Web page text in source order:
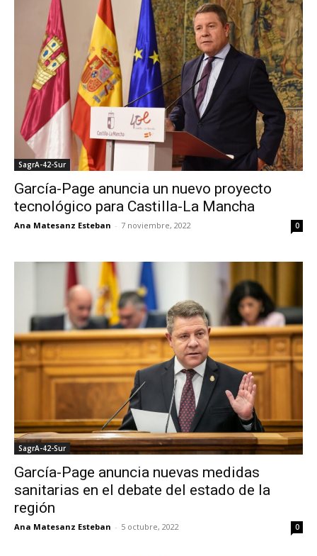
SagrA-42-Sur
García-Page anuncia un nuevo proyecto
tecnológico para Castilla-La Mancha
Ana Matesanz Esteban - 7 noviembre, 2022 0
SagrA-42-Sur
García-Page anuncia nuevas medidas
sanitarias en el debate del estado de la
región
Ana Matesanz Esteban - 5 octubre, 2022 0